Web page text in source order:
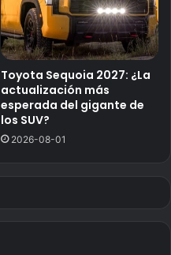
Toyota Sequoia 2027: ¿La
actualización más
esperada del gigante de
los SUV?
2026-08-01